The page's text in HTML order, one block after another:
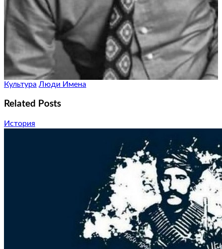
Культура Люди Имена
Related Posts
История